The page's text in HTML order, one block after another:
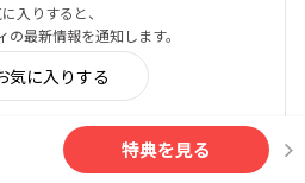
特典を見る
入りすると、
の最新情報を通知します。
気に入りする
特定商取引法に基づく表記